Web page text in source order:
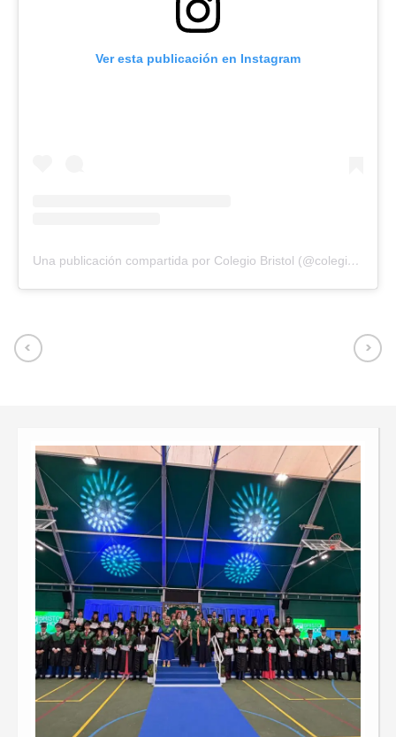
Ver esta publicación en Instagram
Una publicación compartida por Colegio Bristol (@colegiobristoloficial)